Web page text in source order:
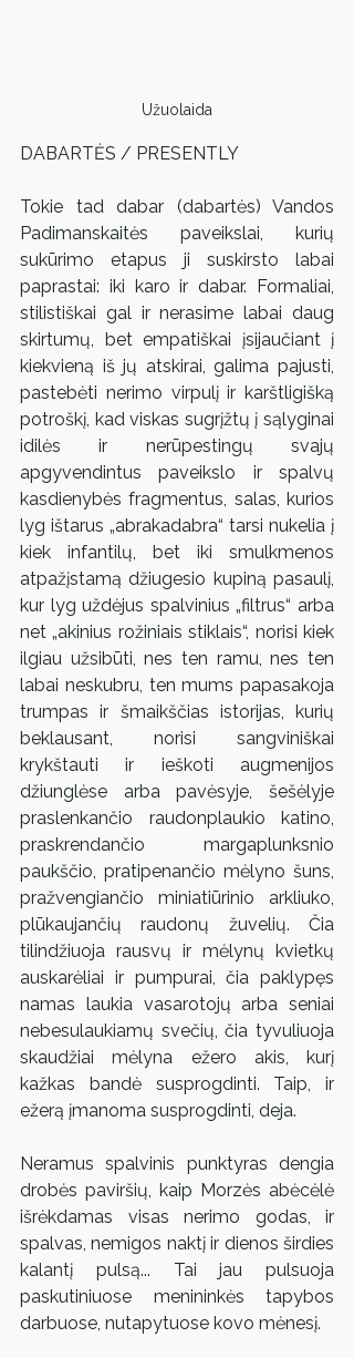
Užuolaida
DABARTĖS / PRESENTLY
Tokie tad dabar (dabartės) Vandos
Padimanskaitės paveikslai, kurių
sukūrimo etapus ji suskirsto labai
paprastai: iki karo ir dabar. Formaliai,
stilistiškai gal ir nerasime labai daug
skirtumų, bet empatiškai įsijaučiant į
kiekvieną iš jų atskirai, galima pajusti,
pastebėti nerimo virpulį ir karštligišką
potroškį, kad viskas sugrįžtų į sąlyginai
idilės ir nerūpestingų svajų
apgyvendintus paveikslo ir spalvų
kasdienybės fragmentus, salas, kurios
lyg ištarus „abrakadabra“ tarsi nukelia į
kiek infantilų, bet iki smulkmenos
atpažįstamą džiugesio kupiną pasaulį,
kur lyg uždėjus spalvinius „filtrus“ arba
net „akinius rožiniais stiklais“, norisi kiek
ilgiau užsibūti, nes ten ramu, nes ten
labai neskubru, ten mums papasakoja
trumpas ir šmaikščias istorijas, kurių
beklausant, norisi sangviniškai
krykštauti ir ieškoti augmenijos
džiunglėse arba pavėsyje, šešėlyje
praslenkančio raudonplaukio katino,
praskrendančio margaplunksnio
paukščio, pratipenančio mėlyno šuns,
pražvengiančio miniatiūrinio arkliuko,
plūkaujančių raudonų žuvelių. Čia
tilindžiuoja rausvų ir mėlynų kvietkų
auskarėliai ir pumpurai, čia paklypęs
namas laukia vasarotojų arba seniai
nebesulaukiamų svečių, čia tyvuliuoja
skaudžiai mėlyna ežero akis, kurį
kažkas bandė susprogdinti. Taip, ir
ežerą įmanoma susprogdinti, deja.
Neramus spalvinis punktyras dengia
drobės paviršių, kaip Morzės abėcėlė
išrėkdamas visas nerimo godas, ir
spalvas, nemigos naktį ir dienos širdies
kalantį pulsą... Tai jau pulsuoja
paskutiniuose menininkės tapybos
darbuose, nutapytuose kovo mėnesį.